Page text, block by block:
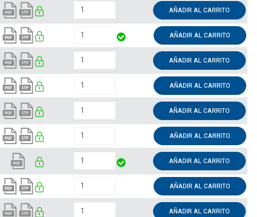
AÑADIR AL CARRITO
AÑADIR AL CARRITO
AÑADIR AL CARRITO
AÑADIR AL CARRITO
AÑADIR AL CARRITO
AÑADIR AL CARRITO
AÑADIR AL CARRITO
AÑADIR AL CARRITO
AÑADIR AL CARRITO